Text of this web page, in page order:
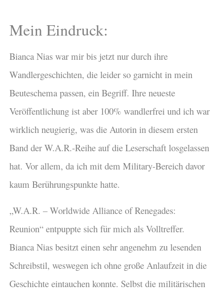
Mein Eindruck:
Bianca Nias war mir bis jetzt nur durch ihre
Wandlergeschichten, die leider so garnicht in mein
Beuteschema passen, ein Begriff. Ihre neueste
Veröffentlichung ist aber 100% wandlerfrei und ich war
wirklich neugierig, was die Autorin in diesem ersten
Band der W.A.R.-Reihe auf die Leserschaft losgelassen
hat. Vor allem, da ich mit dem Military-Bereich davor
kaum Berührungspunkte hatte.
„W.A.R. – Worldwide Alliance of Renegades:
Reunion“ entpuppte sich für mich als Volltreffer.
Bianca Nias besitzt einen sehr angenehm zu lesenden
Schreibstil, weswegen ich ohne große Anlaufzeit in die
Geschichte eintauchen konnte. Selbst die militärischen